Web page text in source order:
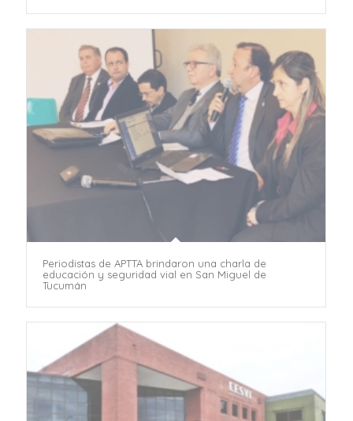
Periodistas de APTTA brindaron una charla de
educación y seguridad vial en San Miguel de
Tucumán